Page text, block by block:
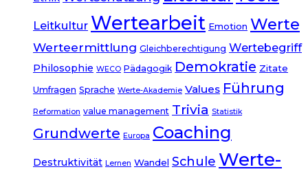
Leitkultur Wertearbeit Emotion Werte
Werteermittlung Gleichberechtigung Wertebegriff
Philosophie WECO Pädagogik Demokratie Zitate
Umfragen Sprache Werte-Akademie Values Führung
Reformation value management Trivia Statistik
Grundwerte Europa Coaching
Destruktivität Lernen Wandel Schule Werte-